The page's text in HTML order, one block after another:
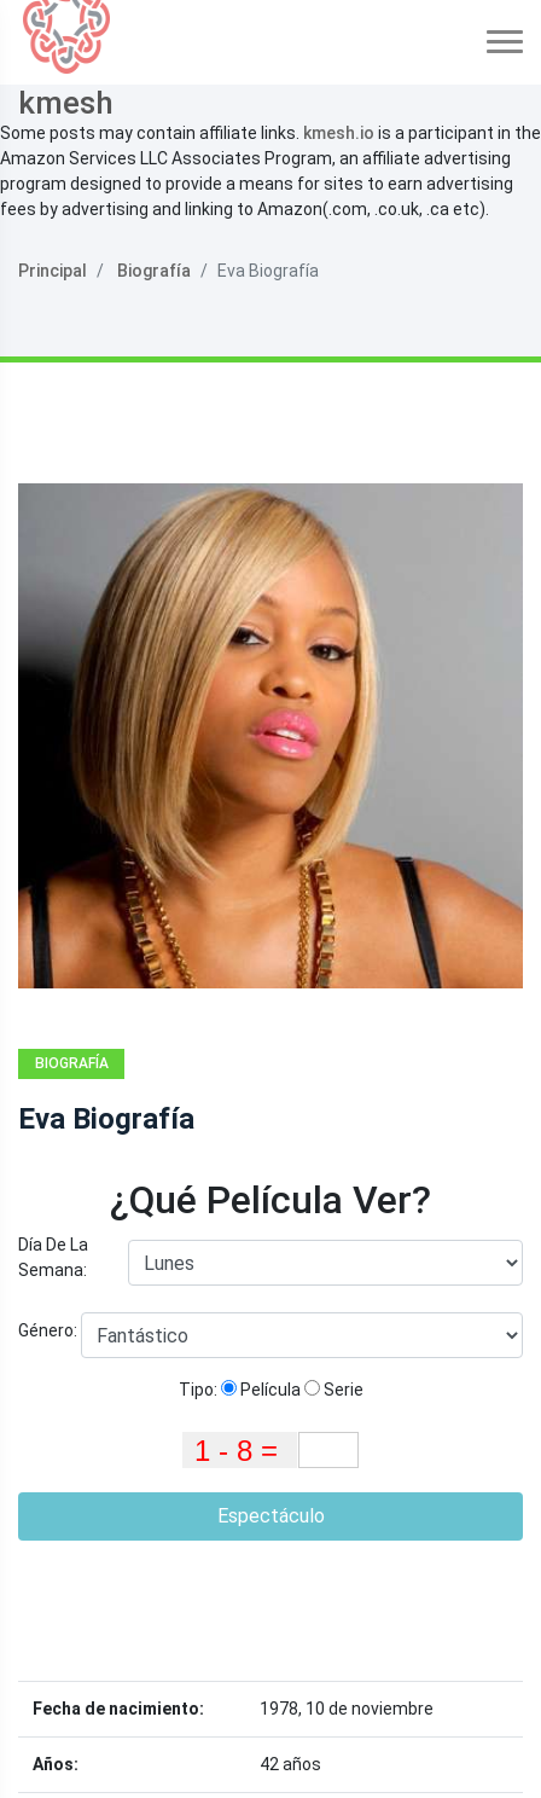
kmesh
Some posts may contain affiliate links. kmesh.io is a participant in the
Amazon Services LLC Associates Program, an affiliate advertising
program designed to provide a means for sites to earn advertising
fees by advertising and linking to Amazon(.com, .co.uk, .ca etc).
Principal Biografía Eva Biografía
BIOGRAFÍA
Eva Biografía
¿Qué Película Ver?
Día De La
Semana:
Género:
Tipo: Película Serie
Espectáculo
Fecha de nacimiento: 1978, 10 de noviembre
Años: 42 años